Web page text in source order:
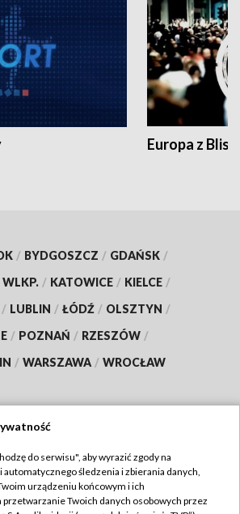
Europa z
/ BYDGOSZCZ / GDAŃSK /
/ KATOWICE / KIELCE /
/ LUBLIN / ŁÓDŹ / OLSZTYN /
/ POZNAŃ / RZESZÓW /
/ WARSZAWA / WROCŁAW
TVP
Regulamin TVP
do serwisu", aby wyrazić zgody na
śledzenia i zbierania danych,
urządzeniu końcowym i ich
Twoich danych osobowych przez